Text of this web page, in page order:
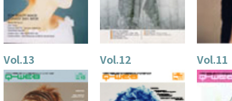
Vol.13 Vol.12 Vol.11